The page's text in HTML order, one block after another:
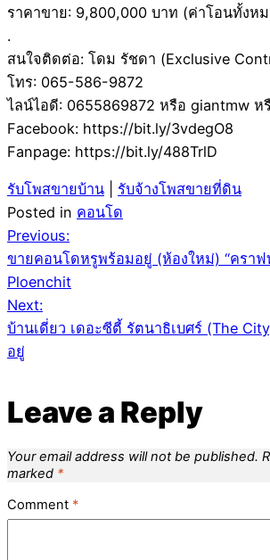
ราคาขาย: 9,800,000 บาท (ค่าโอนทั้งห
.
สนใจติดต่อ: โดม รัชดา (Exclusive
โทร: 065-586-9872
ไลน์ไอดี: 0655869872 หรือ giantmw ห
Facebook: https://bit.ly/3vdegO8
Fanpage: https://bit.ly/488TrlD
รับโพสขายบ้าน
รับจ้างโพสขายที่ดิน
Posted in คอนโด
Post
navigation
Previous:
ขายคอนโดหรูพร้อมอยู่ (ห้องใหม่) “ครา
Ploenchit
Next:
บ้านเดี่ยว เดอะซีตี้ รัตนาธิเบศร์ (The
อยู่
Leave a Reply
Your email address will not be published.
marked *
Comment *